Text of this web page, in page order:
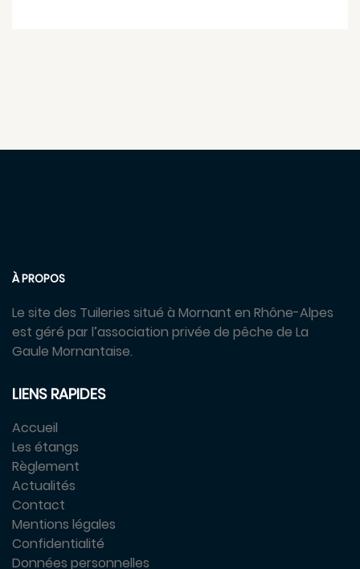
À PROPOS
Le site des Tuileries situé à Mornant en Rhône-Alpes
est géré par l’association privée de pêche de La
Gaule Mornantaise.
LIENS RAPIDES
Accueil
Les étangs
Règlement
Actualités
Contact
Mentions légales
Confidentialité
Données personnelles